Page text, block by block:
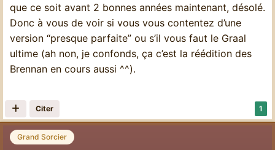
que ce soit avant 2 bonnes années maintenant, désolé.
Donc à vous de voir si vous vous contentez d’une
version “presque parfaite” ou s’il vous faut le Graal
ultime (ah non, je confonds, ça c’est la réédition des
Brennan en cours aussi ^^).
1
Citer
Grand Sorcier